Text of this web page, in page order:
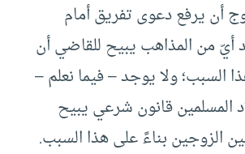
أن يرفع دعوى تفريق أمام
أيّ من المذاهب يبيح للقاضي أن
السبب؛ ولا يوجد – فيما نعلم –
المسلمين قانون شرعي يبيح
الزوجين بناءً على هذا السبب.